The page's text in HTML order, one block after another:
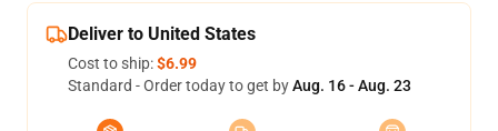
Deliver to United States
Cost to ship:$6.99
Standard - Order today to get byAug. 16 - Aug. 23